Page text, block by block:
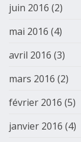
juin 2016 (2)
mai 2016 (4)
avril 2016 (3)
mars 2016 (2)
février 2016 (5)
janvier 2016 (4)